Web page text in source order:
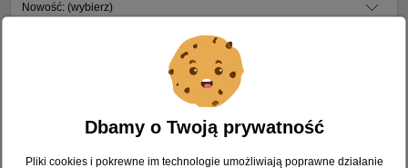
Nowość: (wybierz)
Nie znaleziono produktów spełniających podane kryteria.
Dbamy o Twoją prywatność
Pliki cookies i pokrewne im technologie umożliwiają poprawne działanie